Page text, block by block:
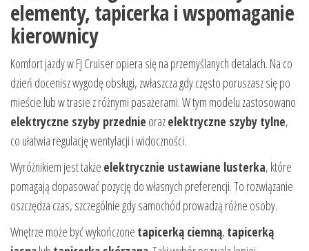
elementy, tapicerka i wspomaganie
kierownicy
Komfort jazdy w FJ Cruiser opiera się na przemyślanych detalach. Na co
dzień docenisz wygodę obsługi, zwłaszcza gdy często poruszasz się po
mieście lub w trasie z różnymi pasażerami. W tym modelu zastosowano
elektryczne szyby przednie orazelektryczne szyby tylne,
co ułatwia regulację wentylacji i widoczności.
Wyróżnikiem jest także elektrycznie ustawiane lusterka, które
pomagają dopasować pozycję do własnych preferencji. To rozwiązanie
oszczędza czas, szczególnie gdy samochód prowadzą różne osoby.
Wnętrze może być wykończone tapicerką ciemną, tapicerką